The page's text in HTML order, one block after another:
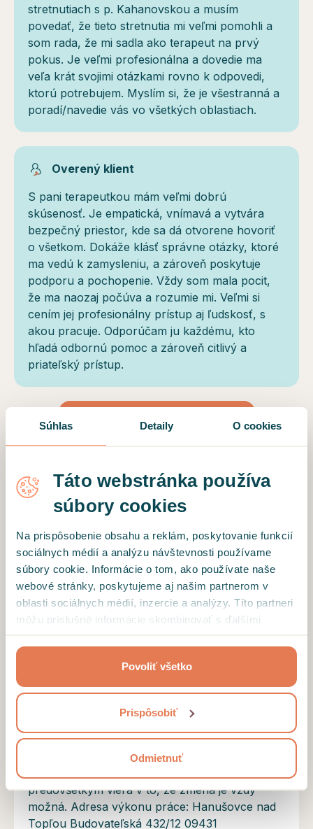
Súhlas Detaily O cookies
Táto webstránka používa
súbory cookies
Na prispôsobenie obsahu a reklám, poskytovanie funkcií
sociálnych médií a analýzu návštevnosti používame
súbory cookie. Informácie o tom, ako používate naše
webové stránky, poskytujeme aj našim partnerom v
oblasti sociálnych médií, inzercie a analýzy. Títo partneri
môžu príslušné informácie skombinovať s ďalšími
keď ste používali ich služby.
Povoliť všetko
Prispôsobiť
Odmietnuť
stretnutiach s p. Kahanovskou a musím
povedať, že tieto stretnutia mi veľmi pomohli a
som rada, že mi sadla ako terapeut na prvý
pokus. Je veľmi profesionálna a dovedie ma
veľa krát svojimi otázkami rovno k odpovedi,
ktorú potrebujem. Myslím si, že je všestranná a
poradí/navedie vás vo všetkých oblastiach.
Overený klient
S pani terapeutkou mám veľmi dobrú
skúsenosť. Je empatická, vnímavá a vytvára
bezpečný priestor, kde sa dá otvorene hovoriť
o všetkom. Dokáže klásť správne otázky, ktoré
ma vedú k zamysleniu, a zároveň poskytuje
podporu a pochopenie. Vždy som mala pocit,
že ma naozaj počúva a rozumie mi. Veľmi si
cením jej profesionálny prístup aj ľudskosť, s
akou pracuje. Odporúčam ju každému, kto
hľadá odbornú pomoc a zároveň citlivý a
priateľský prístup.
NAČÍTAŤ ĎALŠIE RECENZIE
Motto
"Problémom nie je problém, ale jeho zvládanie
a preto je hlavným cieľom odbornej konzultácie
prevzatie kontroly nad vlastným životom."
Vzdelanie a profil odborníka
Som absolventkou Trnavskej univerzity v
poradni pre mladých IPčko. Po ukončení štúdia
som pracovala s deťmi s poruchami autistického
spektra a následne sa začala venovať práci so
závislými mužmi a ženami v resocializačnom
zariadení. Pre svoje následné vzdelávanie som
si vybrala inštitút Virginie Stirovej, nakoľko ma
predovšetkým viera v to, že zmena je vždy
možná. Adresa výkonu práce: Hanušovce nad
Topľou Budovateľská 432/12 09431